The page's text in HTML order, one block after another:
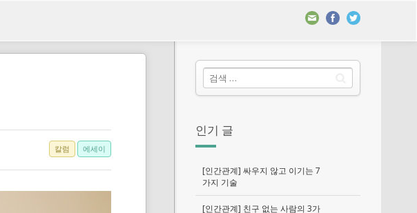
인기 글
[인간관계] 싸우지 않고 이기는 7
가지 기술
[인간관계] 친구 없는 사람의 3가
에세이
칼럼